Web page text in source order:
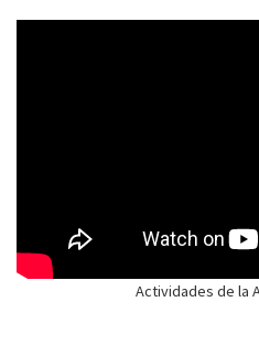
Actividades de la